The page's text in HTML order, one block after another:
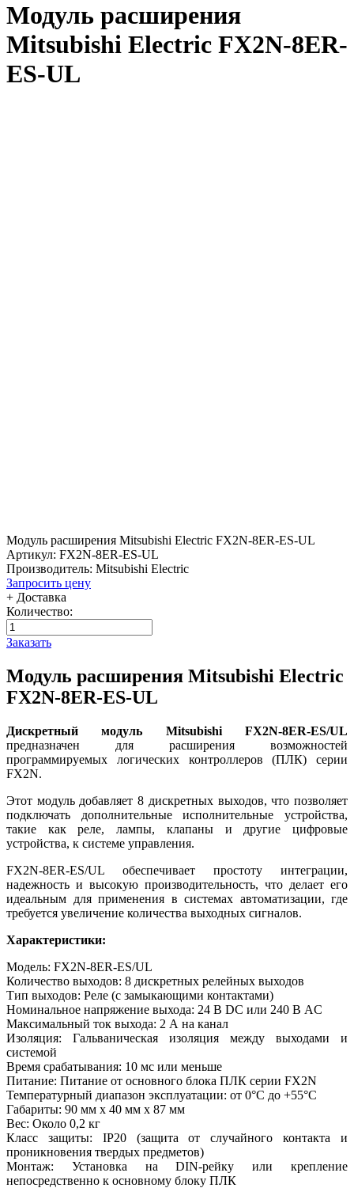
Модуль расширения
Mitsubishi Electric FX2N-8ER-
ES-UL
Модуль расширения Mitsubishi Electric FX2N-8ER-ES-UL
Артикул: FX2N-8ER-ES-UL
Производитель: Mitsubishi Electric
Запросить цену
+ Доставка
Количество:
Заказать
Модуль расширения Mitsubishi Electric
FX2N-8ER-ES-UL
Дискретный модуль Mitsubishi FX2N-8ER-ES/UL
предназначен для расширения возможностей
программируемых логических контроллеров (ПЛК) серии
FX2N.
Этот модуль добавляет 8 дискретных выходов, что позволяет
подключать дополнительные исполнительные устройства,
такие как реле, лампы, клапаны и другие цифровые
устройства, к системе управления.
FX2N-8ER-ES/UL обеспечивает простоту интеграции,
надежность и высокую производительность, что делает его
идеальным для применения в системах автоматизации, где
требуется увеличение количества выходных сигналов.
Характеристики:
Модель: FX2N-8ER-ES/UL
Количество выходов: 8 дискретных релейных выходов
Тип выходов: Реле (с замыкающими контактами)
Номинальное напряжение выхода: 24 В DC или 240 В AC
Максимальный ток выхода: 2 А на канал
Изоляция: Гальваническая изоляция между выходами и
системой
Время срабатывания: 10 мс или меньше
Питание: Питание от основного блока ПЛК серии FX2N
Температурный диапазон эксплуатации: от 0°C до +55°C
Габариты: 90 мм x 40 мм x 87 мм
Вес: Около 0,2 кг
Класс защиты: IP20 (защита от случайного контакта и
проникновения твердых предметов)
Монтаж: Установка на DIN-рейку или крепление
непосредственно к основному блоку ПЛК